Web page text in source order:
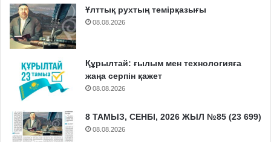
Ұлттық рухтың темірқазығы
08.08.2026
Құрылтай: ғылым мен технологияға
жаңа серпін қажет
08.08.2026
8 ТАМЫЗ, СЕНБІ, 2026 ЖЫЛ №85 (23 699)
08.08.2026